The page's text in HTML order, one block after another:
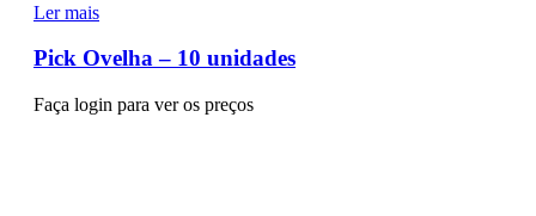
Ler mais
Pick Ovelha – 10 unidades
Faça login para ver os preços